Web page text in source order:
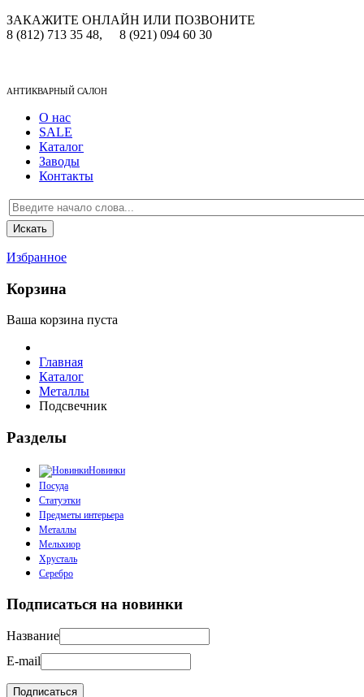
ЗАКАЖИТЕ ОНЛАЙН ИЛИ ПОЗВОНИТЕ
8 (812) 713 35 48,
8 (921) 094 60 30
АНТИКВАРНЫЙ САЛОН
О нас
SALE
Каталог
Заводы
Контакты
Избранное
Корзина
Ваша корзина пуста
Главная
Каталог
Металлы
Подсвечник
Разделы
Новинки
Посуда
Статуэтки
Предметы интерьера
Металлы
Мельхиор
Хрусталь
Серебро
Подписаться на новинки
Название
E-mail